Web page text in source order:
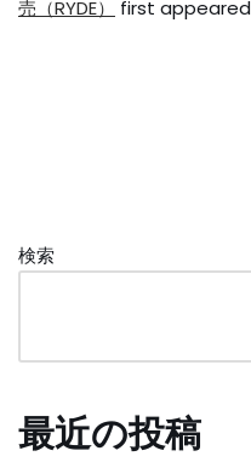
売（RYDE）
first
検索
最近の投稿